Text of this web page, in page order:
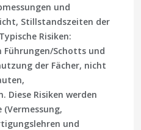
und
Stillstandszeiten der
Risiken:
Führungen/Schotts und
der Fächer, nicht
Diese Risiken werden
und